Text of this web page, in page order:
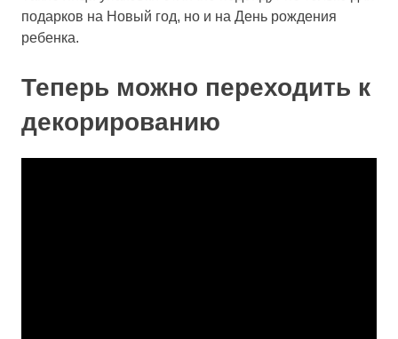
подарков на Новый год, но и на День рождения
ребенка.
Теперь можно переходить к
декорированию